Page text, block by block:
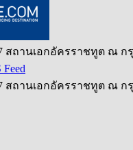
สถานเอกอัครราชทูต ณ ก
Feed
สถานเอกอัครราชทูต ณ ก